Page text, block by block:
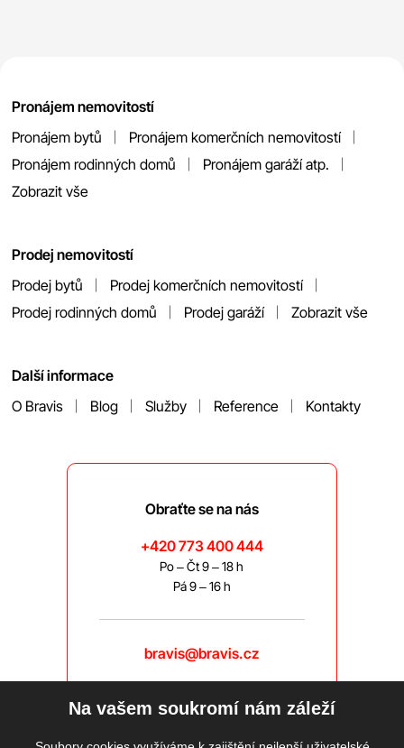
Pronájem nemovitostí
Pronájem bytů
Pronájem komerčních nemovitostí
Pronájem rodinných domů
Pronájem garáží atp.
Zobrazit vše
Prodej nemovitostí
Prodej bytů
Prodej komerčních nemovitostí
Prodej rodinných domů
Prodej garáží Zobrazit vše
Další informace
O Bravis
Blog Služby Reference Kontakty
Obraťte se na nás
+420 773 400 444
Po – Čt 9 – 18 h
Pá 9 – 16 h
bravis@bravis.cz
Na vašem soukromí nám záleží